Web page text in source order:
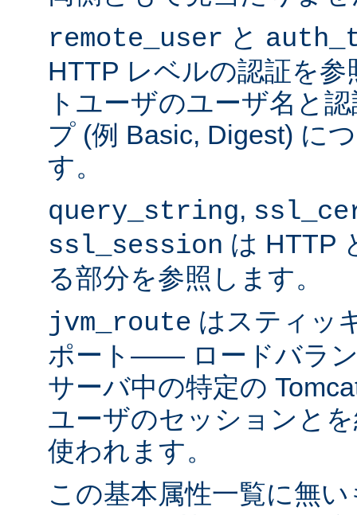
remote_user と
HTTP レベルの認証を
トユーザのユーザ名と
プ (例 Basic, Digest) に
す。
query_string,
ssl_session は HTTP
る部分を参照します。
jvm_route はスティッ
ポート―― ロードバラ
サーバ中の特定の
ユーザのセッションと
使われます。
この基本属性一覧に無